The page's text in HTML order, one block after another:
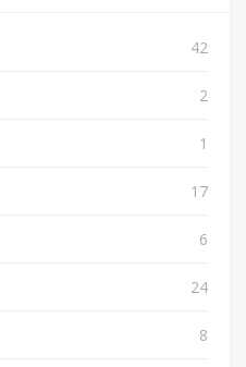
42
2
1
17
6
24
8